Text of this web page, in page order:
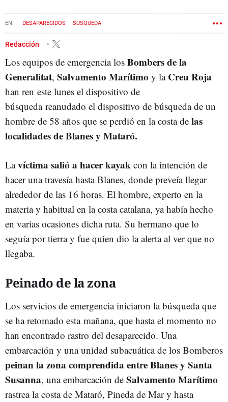
DESAPARECIDOS SUSQUEDA
Redacción
Los equipos de emergencia los Bombers de la
Generalitat, Salvamento Marítimo y laCreu Roja
han ren este lunes el dispositivo de
búsqueda reanudado el dispositivo de búsqueda de un
hombre de 58 años que se perdió en la costa de las
localidades de Blanes y Mataró.
Lavíctima salió a hacer kayak con la intención de
hacer una travesía hasta Blanes, donde preveía llegar
alrededor de las 16 horas. El hombre, experto en la
materia y habitual en la costa catalana, ya había hecho
en varias ocasiones dicha ruta. Su hermano que lo
seguía por tierra y fue quien dio la alerta al ver que no
llegaba.
Peinado de la zona
Los servicios de emergencia iniciaron la búsqueda que
se ha retomado esta mañana, que hasta el momento no
han encontrado rastro del desaparecido. Una
embarcación y una unidad subacuática de los Bomberos
peinan la zona comprendida entre Blanes y Santa
Susanna, una embarcación de Salvamento Marítimo
rastrea la costa de Mataró, Pineda de Mar y hasta